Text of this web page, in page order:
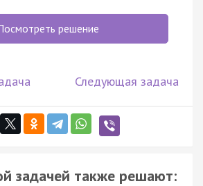
решение
Следующая задача
задачей также решают: